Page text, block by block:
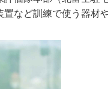
など訓練で使う器材